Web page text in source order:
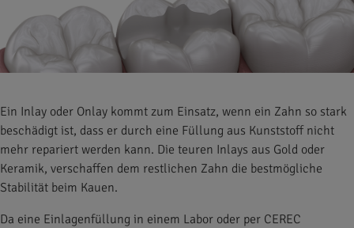
Ein Inlay oder Onlay kommt zum Einsatz, wenn ein Zahn so stark
beschädigt ist, dass er durch eine Füllung aus Kunststoff nicht
mehr repariert werden kann. Die teuren Inlays aus Gold oder
Keramik, verschaffen dem restlichen Zahn die bestmögliche
Stabilität beim Kauen.
Da eine Einlagenfüllung in einem Labor oder per CEREC